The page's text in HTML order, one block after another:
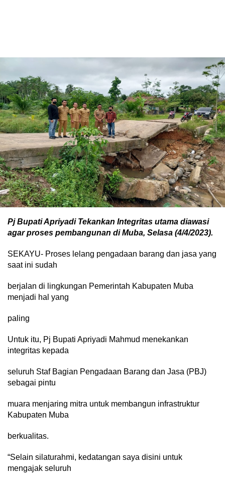
Pj Bupati Apriyadi Tekankan Integritas utama diawasi
agar proses pembangunan di Muba, Selasa (4/4/2023).
SEKAYU- Proses lelang pengadaan barang dan jasa yang
saat ini sudah
berjalan di lingkungan Pemerintah Kabupaten Muba
menjadi hal yang
paling
Untuk itu, Pj Bupati Apriyadi Mahmud menekankan
integritas kepada
seluruh Staf Bagian Pengadaan Barang dan Jasa (PBJ)
sebagai pintu
muara menjaring mitra untuk membangun infrastruktur
Kabupaten Muba
berkualitas.
“Selain silaturahmi, kedatangan saya disini untuk
mengajak seluruh